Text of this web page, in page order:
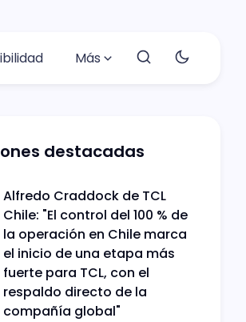
Más
destacadas
Alfredo Craddock de TCL
Chile: "El control del 100 % de
la operación en Chile marca
el inicio de una etapa más
fuerte para TCL, con el
respaldo directo de la
compañía global"